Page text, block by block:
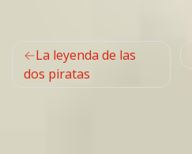
Navegación
de
La leyenda de las
dos piratas